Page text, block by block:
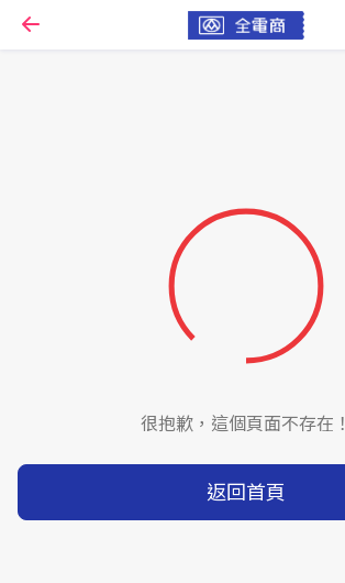
很抱歉，這個頁面不存在！
返回首頁